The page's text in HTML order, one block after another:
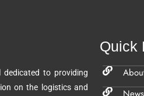
dedicated to providing
on the logistics and
Quick